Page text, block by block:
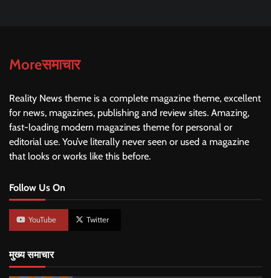
Moreसमाचार
Reality News theme is a complete magazine theme, excellent
for news, magazines, publishing and review sites. Amazing,
fast-loading modern magazines theme for personal or
editorial use. You’ve literally never seen or used a magazine
that looks or works like this before.
Follow Us On
YouTube Twitter
मुख्य समाचार